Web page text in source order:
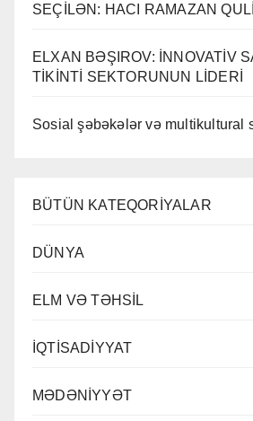
SEÇİLƏN: HACI RAMAZAN
ELXAN BƏŞIROV: İNNOVATİV
TİKİNTİ SEKTORUNUN LİDERİ
Sosial şəbəkələr və multikultural
BÜTÜN KATEQORİYALAR
DÜNYA
ELM VƏ TƏHSİL
İQTİSADİYYAT
MƏDƏNİYYƏT